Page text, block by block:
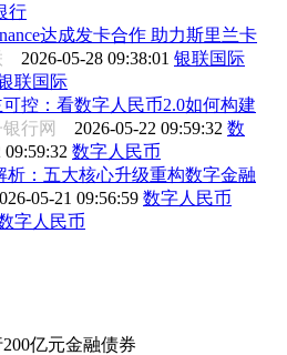
行
达成发卡合作 助力斯里兰卡
2026-05-28 09:38:01 银联国际
联国际
控：看数字人民币2.0如何构建
银行网 2026-05-22 09:59:32 数
09:59:32 数字人民币
析：五大核心升级重构数字金融
05-21 09:56:59 数字人民币
字人民币
亿元金融债券